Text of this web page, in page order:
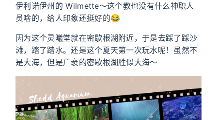
伊利诺伊州的 Wilmette～这个教也没有什么神职人
员啥的，给人印象还挺好的😂
因为这个灵曦堂就在密歇根湖附近，于是去踩了踩沙
滩，踏了踏水。还是这个夏天第一次玩水呢！虽然不
是大海，但是广袤的密歇根湖胜似大海～